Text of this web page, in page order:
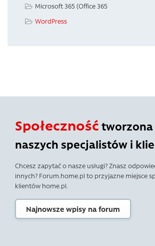
Microsoft 365 (Office 365
WordPress
Społeczność tworzona
naszych specjalistów i
Chcesz zapytać o nasze usługi? Znasz
innych? Forum.home.pl to przyjazne miejsce
klientów home.pl.
Najnowsze wpisy na forum